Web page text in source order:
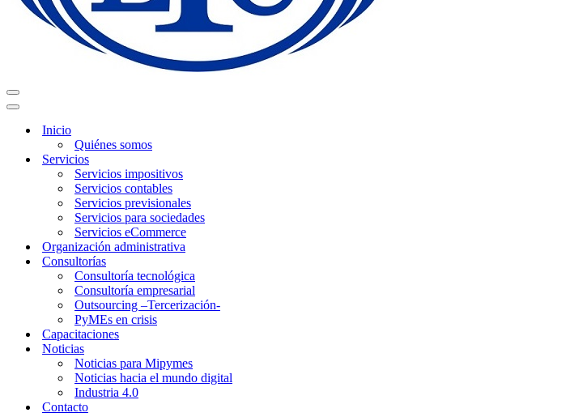
Menú
de
Menú
navegación
Inicio
Quiénes somos
Servicios
Servicios impositivos
Servicios contables
Servicios previsionales
Servicios para sociedades
Servicios eCommerce
Organización administrativa
Consultorías
Consultoría tecnológica
Consultoría empresarial
Outsourcing –Tercerización-
PyMEs en crisis
Capacitaciones
Noticias
Noticias para Mipymes
Noticias hacia el mundo digital
Industria 4.0
Contacto